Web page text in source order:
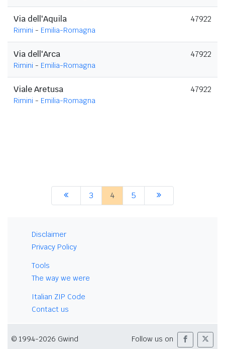
Via dell'Aquila
Rimini - Emilia-Romagna
47922
Via dell'Arca
Rimini - Emilia-Romagna
47922
Viale Aretusa
Rimini - Emilia-Romagna
47922
3 4 5
Disclaimer
Privacy Policy
Tools
The way we were
Italian ZIP Code
Contact us
© 1994-2026 Gwind Follow us on